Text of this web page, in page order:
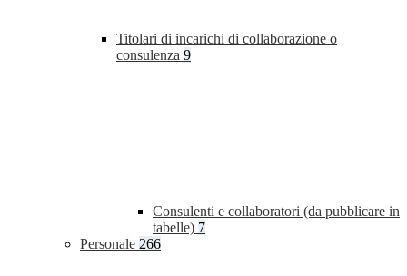
Titolari di incarichi di collaborazione o
consulenza 9
Consulenti e collaboratori (da pubblicare in
tabelle) 7
Personale 266